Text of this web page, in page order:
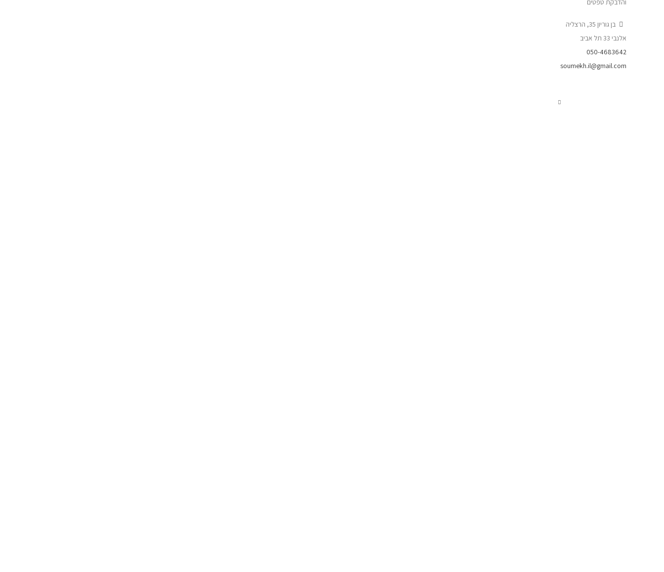
והדבקת טפטים
בן גוריון 35, הרצליה
אלנבי 33 תל אביב
050-4683642
soumekh.il@gmail.com